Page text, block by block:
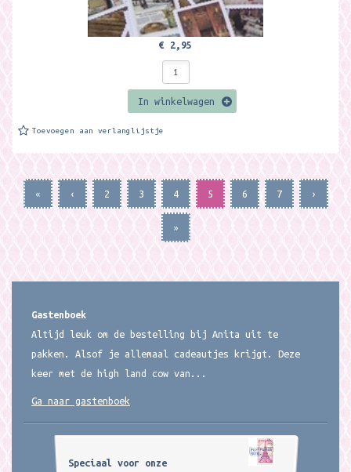
€ 2,95
In winkelwagen
Toevoegen aan verlanglijstje
« ‹ 2 3 4 5 6 7 ›
»
Gastenboek
Altijd leuk om de bestelling bij Anita uit te
pakken. Alsof je allemaal cadeautjes krijgt. Deze
keer met de high land cow van...
Ga naar gastenboek
Speciaal voor onze